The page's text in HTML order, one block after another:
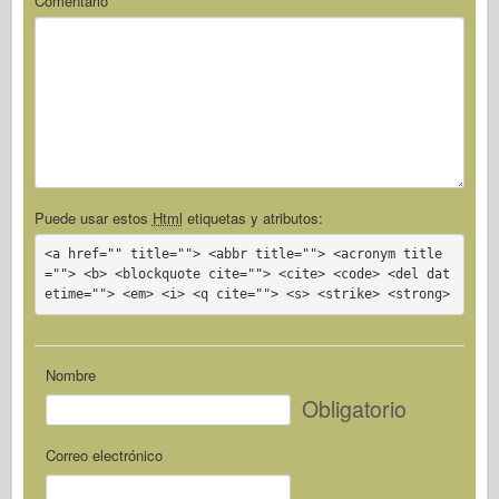
Puede usar estos Html etiquetas y atributos:
<a href="" title=""> <abbr title=""> <acronym title
=""> <b> <blockquote cite=""> <cite> <code> <del dat
etime=""> <em> <i> <q cite=""> <s> <strike> <strong>
Nombre
Obligatorio
Correo electrónico